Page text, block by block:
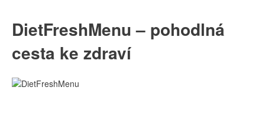
DietFreshMenu – pohodlná
cesta ke zdraví